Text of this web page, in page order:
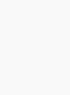
otdel